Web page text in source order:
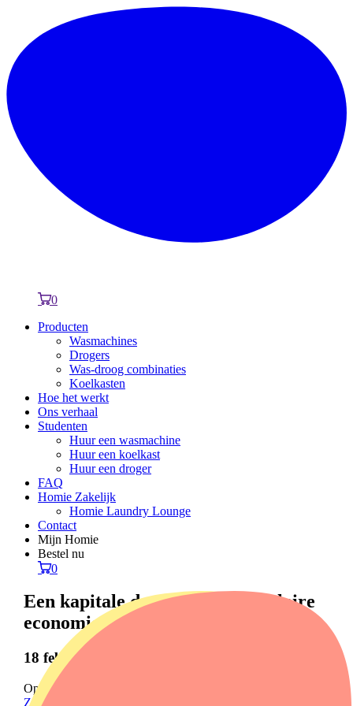
0
Producten
Wasmachines
Drogers
Was-droog combinaties
Koelkasten
Hoe het werkt
Ons verhaal
Studenten
Huur een wasmachine
Huur een koelkast
Huur een droger
FAQ
Homie Zakelijk
Homie Laundry Lounge
Contact
Mijn Homie
Bestel nu
0
Een kapitale draai aan de circulaire
economie
18 februari 2022
Op dinsdag 8 februari 2022 nam Homie in
Zwijger